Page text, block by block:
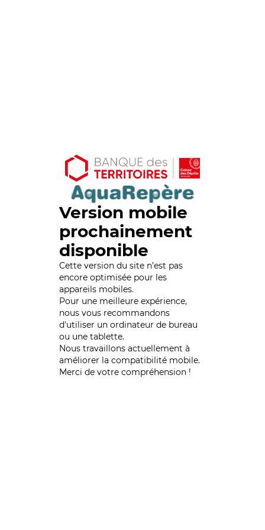
Version mobile
prochainement
disponible
Cette version du site n’est pas
encore optimisée pour les
appareils mobiles.
Pour une meilleure expérience,
nous vous recommandons
d'utiliser un ordinateur de bureau
ou une tablette.
Nous travaillons actuellement à
améliorer la compatibilité mobile.
Merci de votre compréhension !